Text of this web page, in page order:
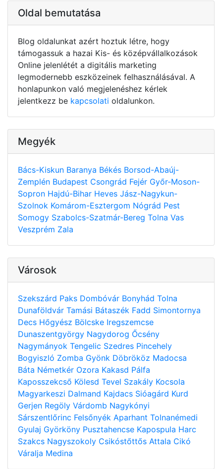
Oldal bemutatása
Blog oldalunkat azért hoztuk létre, hogy
támogassuk a hazai Kis- és középvállalkozások
Online jelenlétét a digitális marketing
legmodernebb eszközeinek felhasználásával. A
honlapunkon való megjelenéshez kérlek
jelentkezz be kapcsolati oldalunkon.
Megyék
Bács-Kiskun Baranya Békés Borsod-Abaúj-
Zemplén Budapest Csongrád Fejér Győr-Moson-
Sopron Hajdú-Bihar Heves Jász-Nagykun-
Szolnok Komárom-Esztergom Nógrád Pest
Somogy Szabolcs-Szatmár-Bereg Tolna Vas
Veszprém Zala
Városok
Szekszárd Paks Dombóvár Bonyhád Tolna
Dunaföldvár Tamási Bátaszék Fadd Simontornya
Decs Hőgyész Bölcske Iregszemcse
Dunaszentgyörgy Nagydorog Őcsény
Nagymányok Tengelic Szedres Pincehely
Bogyiszló Zomba Gyönk Döbrököz Madocsa
Báta Németkér Ozora Kakasd Pálfa
Kaposszekcső Kölesd Tevel Szakály Kocsola
Magyarkeszi Dalmand Kajdacs Sióagárd Kurd
Gerjen Regöly Várdomb Nagykónyi
Sárszentlőrinc Felsőnyék Aparhant Tolnanémedi
Gyulaj Györköny Pusztahencse Kapospula Harc
Szakcs Nagyszokoly Csikóstőttős Attala Cikó
Váralja Medina